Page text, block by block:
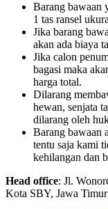
Barang bawaan
1 tas ransel
Jika barang
akan ada biaya
Jika calon
bagasi maka
harga total.
Dilarang
hewan, senjata
dilarang oleh
Barang bawaan
tentu saja kami
kehilangan dan
Head office: Jl.
Kota SBY, Jawa